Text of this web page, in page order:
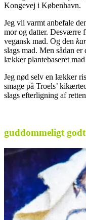
Kongevej i København.
Jeg vil varmt anbefale
mor og datter. Desværre
vegansk mad. Og den
slags mad. Men sådan
lækker plantebaseret
Jeg nød selv en lækker
smage på Troels’
slags efterligning af
guddommeligt godt